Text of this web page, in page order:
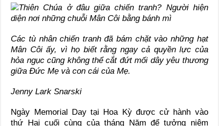
Các tù nhân chiến tranh đã bám chặt vào những hạt
Mân Côi ấy, vì họ biết rằng ngay cả quyền lực của
hỏa ngục cũng không thể cắt đứt mối dây yêu thương
giữa Đức Mẹ và con cái của Mẹ.
Jenny Lark Snarski
Ngày Memorial Day tại Hoa Kỳ được cử hành vào
thứ Hai cuối cùng của tháng Năm để tưởng niệm